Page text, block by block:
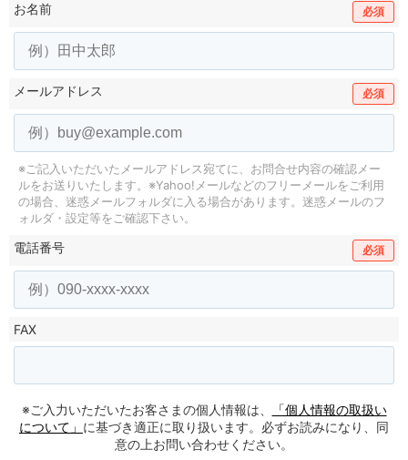
お名前 必須
メールアドレス 必須
※ご記入いただいたメールアドレス宛てに、お問合せ内容の確認メー
ルをお送りいたします。 ※Yahoo!メールなどのフリーメールをご利用
の場合、迷惑メールフォルダに入る場合があります。 迷惑メールのフ
ォルダ・設定等をご確認下さい。
電話番号 必須
FAX
※ご入力いただいたお客さまの個人情報は、
「個人情報の取扱い
について」 に基づき適正に取り扱います。必ずお読みになり、同
意の上お問い合わせください。